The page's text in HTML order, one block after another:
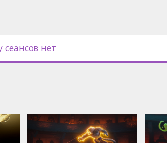
с субтитрами на латышском языке -
нет